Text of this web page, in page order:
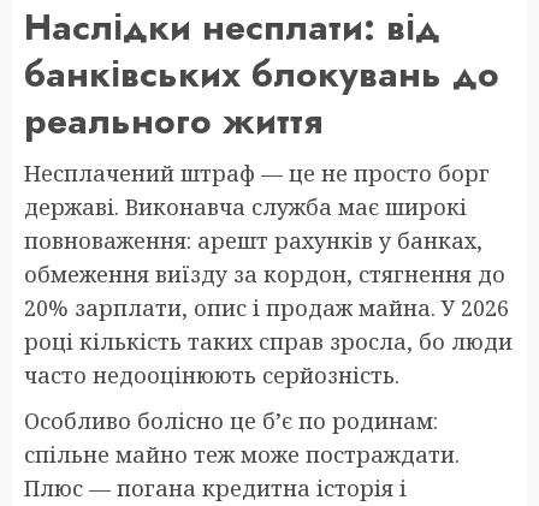
Наслідки несплати: від
банківських блокувань до
реального життя
Несплачений штраф — це не просто борг
державі. Виконавча служба має широкі
повноваження: арешт рахунків у банках,
обмеження виїзду за кордон, стягнення до
20% зарплати, опис і продаж майна. У 2026
році кількість таких справ зросла, бо люди
часто недооцінюють серйозність.
Особливо болісно це б’є по родинам:
спільне майно теж може постраждати.
Плюс — погана кредитна історія і